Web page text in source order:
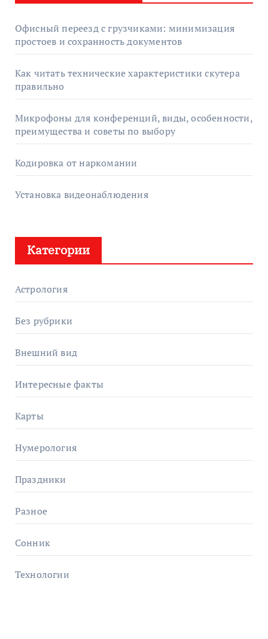
:
Офисный переезд с грузчиками: минимизация
простоев и сохранность документов
Как читать технические характеристики скутера
правильно
Микрофоны для конференций, виды, особенности,
преимущества и советы по выбору
Кодировка от наркомании
Установка видеонаблюдения
Категории
Астрология
Без рубрики
Внешний вид
Интересные факты
Карты
Нумерология
Праздники
Разное
Сонник
Технологии